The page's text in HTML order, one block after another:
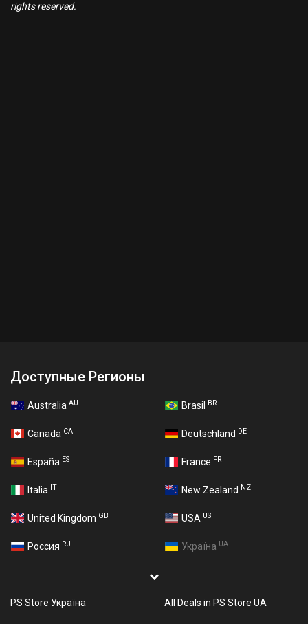
rights reserved.
Доступные Регионы
Australia AU Brasil BR
Canada CA Deutschland DE
España ES France FR
Italia IT New Zealand NZ
United Kingdom GB USA US
Россия RU Україна UA
PS Store Україна All Deals in PS Store UA